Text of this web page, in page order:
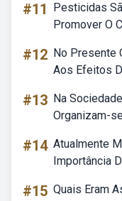
#11
Pesticidas
Promover O
#12 No Presente
Aos Efeitos
#13 Na
Organizam-
#14 Atualmente
Importância
#15 Quais Eram